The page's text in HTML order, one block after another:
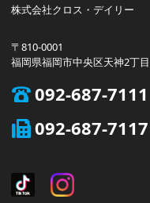
株式会社クロス・デイリー
〒810-0001
福岡県福岡市中央区天神2丁
092-687-7111
092-687-7117